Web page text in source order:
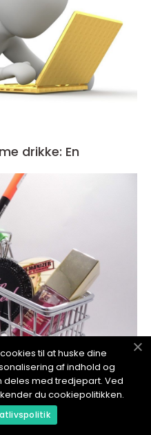
drikke: En
oversikt over
til at huske dine
af indhold og
deles med tredjepart. Ved
du cookiepolitikken.